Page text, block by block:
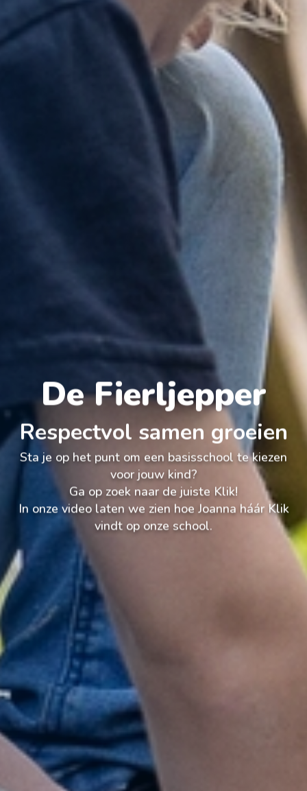
De Fierljepper
Respectvol samen groeien
Sta je op het punt om een basisschool te kiezen
voor jouw kind?
Ga op zoek naar de juiste Klik!
In onze video laten we zien hoe Joanna háár Klik
vindt op onze school.